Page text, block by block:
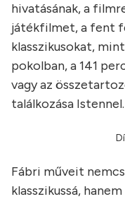
hivatásának, a
játékfilmet, a fent
klasszikusokat,
pokolban, a 141
vagy az
találkozása Istennel.
Fábri műveit
klasszikussá,